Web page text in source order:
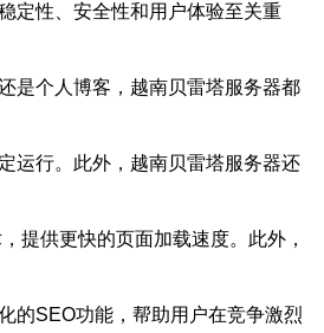
定性、安全性和用户体验至关重
是个人博客，越南贝雷塔服务器都
运行。此外，越南贝雷塔服务器还
提供更快的页面加载速度。此外，
的SEO功能，帮助用户在竞争激烈